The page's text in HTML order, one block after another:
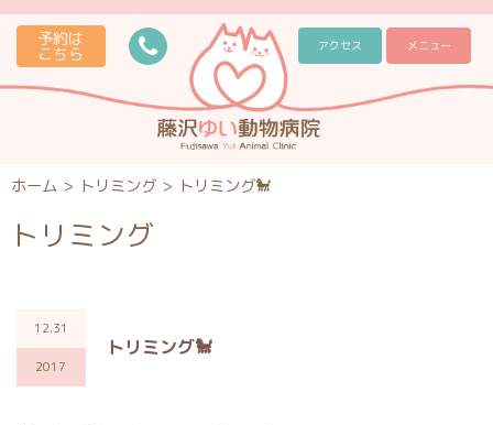
予約は
こちら アクセス メニュー
ホーム > トリミング > トリミング🐩
トリミング
12.31
2017
トリミング🐩